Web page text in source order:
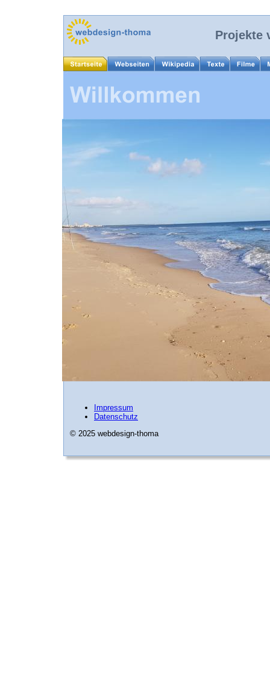
Projekte
Impressum
Datenschutz
© 2025 webdesign-thoma